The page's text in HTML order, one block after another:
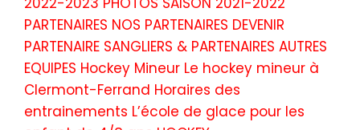
PARTENAIRES NOS PARTENAIRES DEVENIR
PARTENAIRE SANGLIERS & PARTENAIRES AUTRES
EQUIPES Hockey Mineur Le hockey mineur à
Clermont-Ferrand Horaires des
entrainements L’école de glace pour les